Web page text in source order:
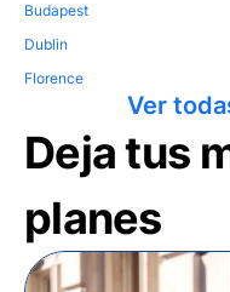
Budapest
Dublin
Florence
Ver
Deja tus
planes